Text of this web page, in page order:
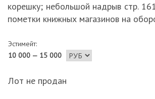
корешку; небольшой надрыв стр.
пометки книжных магазинов на
Эстимейт:
10 000 — 15 000
Лот не продан